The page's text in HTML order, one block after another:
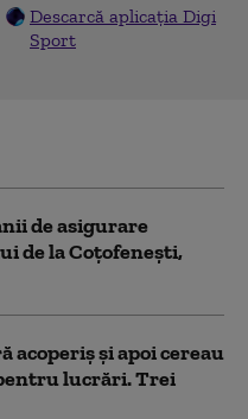
Descarcă aplicația Digi
Sport
de asigurare
de la Coțofenești,
acoperiș și apoi cereau
lucrări. Trei